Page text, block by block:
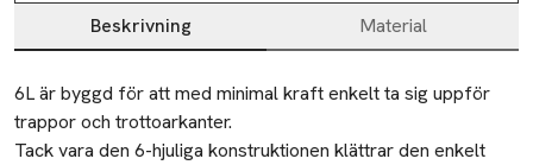
Beskrivning Material
Beskrivning
6L är byggd för att med minimal kraft enkelt ta sig uppför
trappor och trottoarkanter.
Tack vara den 6-hjuliga konstruktionen klättrar den enkelt